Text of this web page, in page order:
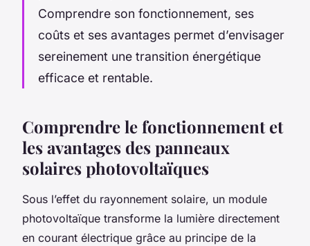
Comprendre son fonctionnement, ses
coûts et ses avantages permet d’envisager
sereinement une transition énergétique
efficace et rentable.
Comprendre le fonctionnement et
les avantages des panneaux
solaires photovoltaïques
Sous l’effet du rayonnement solaire, un module
photovoltaïque transforme la lumière directement
en courant électrique grâce au principe de la